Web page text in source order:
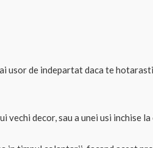
usor de indepartat daca te
decor, sau a unei usi inchise la